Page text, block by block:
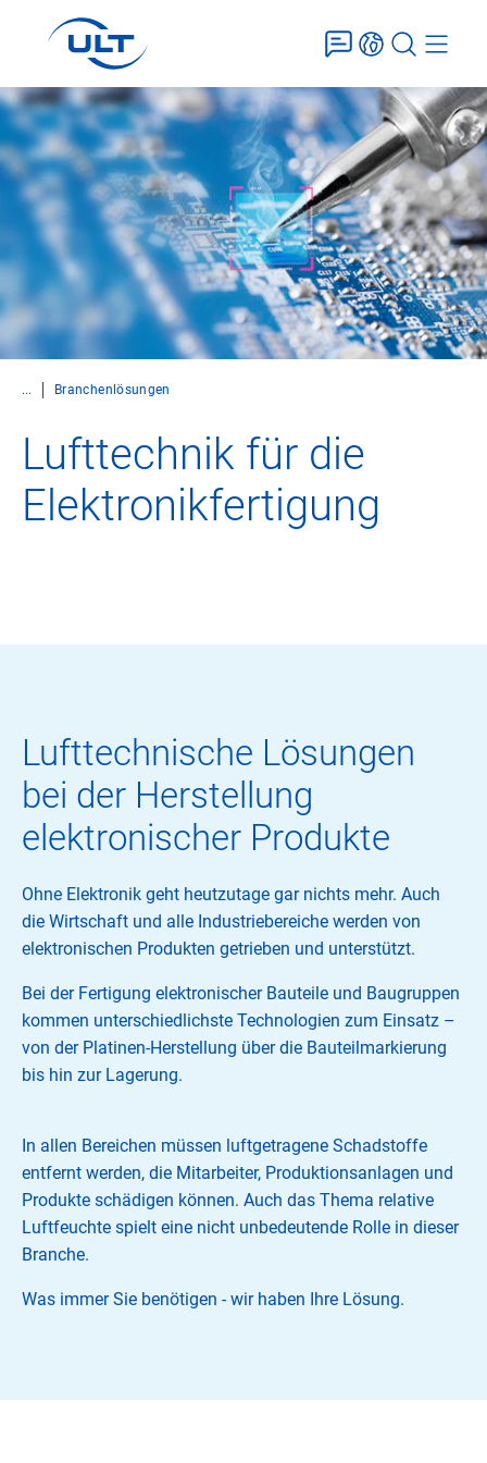
... Branchenlösungen
Lufttechnik für die
Elektronikfertigung
Lufttechnische Lösungen
bei der Herstellung
elektronischer Produkte
Ohne Elektronik geht heutzutage gar nichts mehr. Auch
die Wirtschaft und alle Industriebereiche werden von
elektronischen Produkten getrieben und unterstützt.
Bei der Fertigung elektronischer Bauteile und Baugruppen
kommen unterschiedlichste Technologien zum Einsatz –
von der Platinen-Herstellung über die Bauteilmarkierung
bis hin zur Lagerung.
In allen Bereichen müssen luftgetragene Schadstoffe
entfernt werden, die Mitarbeiter, Produktionsanlagen und
Produkte schädigen können. Auch das Thema relative
Luftfeuchte spielt eine nicht unbedeutende Rolle in dieser
Branche.
Was immer Sie benötigen - wir haben Ihre Lösung.